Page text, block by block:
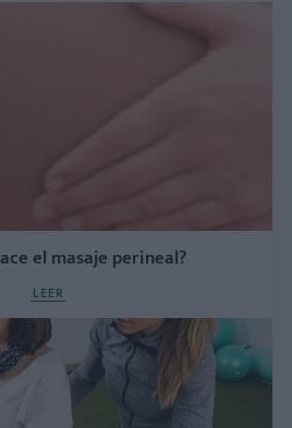
el masaje perineal?
LEER